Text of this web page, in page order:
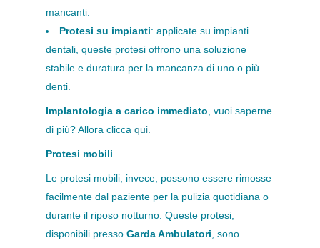
mancanti.
Protesi su impianti: applicate su impianti
dentali, queste protesi offrono una soluzione
stabile e duratura per la mancanza di uno o più
denti.
Implantologia a carico immediato , vuoi saperne
di più? Allora clicca qui
Protesi mobili
Le protesi mobili, invece, possono essere rimosse
facilmente dal paziente per la pulizia quotidiana o
durante il riposo notturno. Queste protesi,
disponibili presso Garda Ambulatori , sono